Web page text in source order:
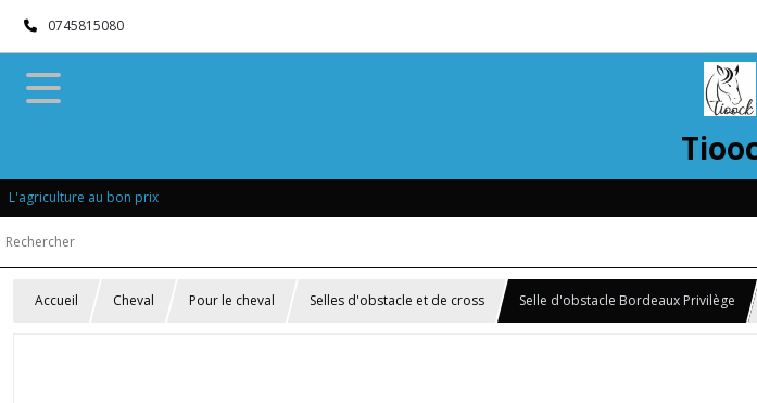
0745815080
L'agriculture au bon prix
Accueil Cheval Pour le cheval Selles d'obstacle et de cross Selle d'obstacle Bordeaux Privilège